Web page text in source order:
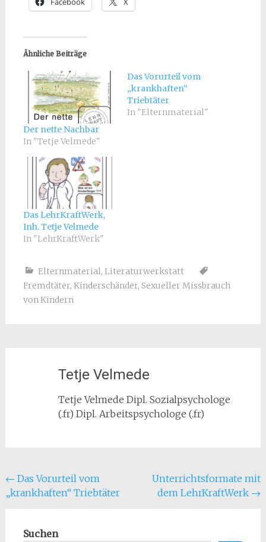
Ähnliche Beiträge
Der nette Nachbar
In "Tetje Velmede"
Das Vorurteil vom
„krankhaften“
Triebtäter
In "Elternmaterial"
Das LehrKraftWerk,
Inh. Tetje Velmede
In "LehrKraftWerk"
Elternmaterial, Literaturwerkstatt
Fremdtäter, Kinderschänder, Sexueller Missbrauch
von Kindern
Tetje Velmede
Tetje Velmede Dipl. Sozialpsychologe
(.fr) Dipl. Arbeitspsychologe (.fr)
Beitragsnavigation
← Das Vorurteil vom
„krankhaften“ Triebtäter
Unterrichtsformate mit
dem LehrKraftWerk →
Suchen